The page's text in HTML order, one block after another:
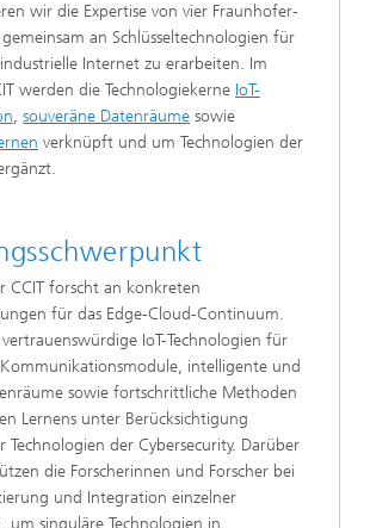
wir die Expertise von vier Fraunhofer-
an Schlüsseltechnologien für
Internet zu erarbeiten. Im
werden die Technologiekerne IoT-
, souveräne Datenräume sowie
verknüpft und um Technologien der
CCIT forscht an konkreten
für das Edge-Cloud-Continuum.
IoT-Technologien für
intelligente und
sowie fortschrittliche Methoden
Lernens unter Berücksichtigung
der Cybersecurity. Darüber
die Forscherinnen und Forscher bei
und Integration einzelner
um singuläre Technologien in